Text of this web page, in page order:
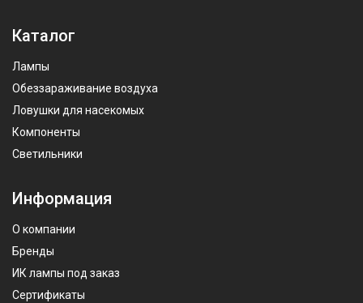
Каталог
Лампы
Обеззараживание воздуха
Ловушки для насекомых
Компоненты
Светильники
Информация
О компании
Бренды
ИК лампы под заказ
Сертификаты